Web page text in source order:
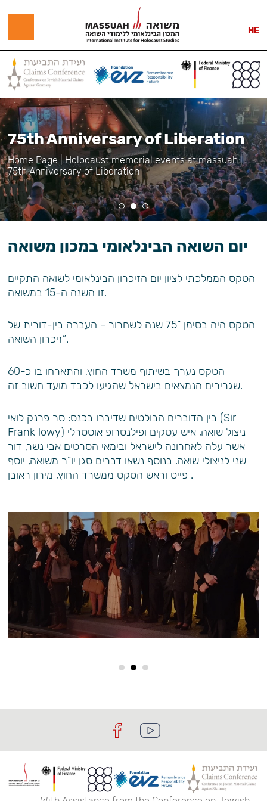
HE
75th Anniversary of Liberation
Home Page |Holocaust memorial events at massuah|
75th Anniversary of Liberation
יום השואה הבינלאומי במכון משואה
הטקס הממלכתי לציון יום הזיכרון הבינלאומי לשואה התקיים
זו השנה ה-15 במשואה.
הטקס היה בסימן “75 שנה לשחרור – העברה בין-דורית של
זיכרון השואה”.
הטקס נערך בשיתוף משרד החוץ, והתארחו בו כ-60
שגרירים הנמצאים בישראל שהגיעו לכבד מועד חשוב זה.
בין הדוברים הבולטים שדיברו בכנס: סר פרנק לואי (Sir
Frank lowy) ניצול שואה, איש עסקים ופילנטרופ אוסטרלי
אשר עלה לאחרונה לישראל ובימאי הסרטים אבי נשר, דור
שני לניצולי שואה. בנוסף נשאו דברים סגן יו”ר משואה, יוסף
פייט וראש הטקס ממשרד החוץ, מירון ראובן .